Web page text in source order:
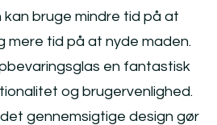
bruge mindre tid på at
mere tid på at nyde maden.
en fantastisk
og brugervenlighed.
gennemsigtige design gør